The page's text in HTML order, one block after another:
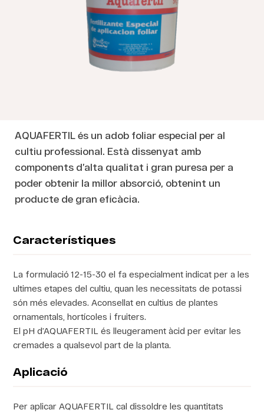
AQUAFERTIL és un adob foliar especial per al
cultiu professional. Està dissenyat amb
components d’alta qualitat i gran puresa per a
poder obtenir la millor absorció, obtenint un
producte de gran eficàcia.
Característiques
La formulació 12-15-30 el fa especialment indicat per a les
ultimes etapes del cultiu, quan les necessitats de potassi
són més elevades. Aconsellat en cultius de plantes
ornamentals, hortícoles i fruiters.
El pH d’AQUAFERTIL és lleugerament àcid per evitar les
cremades a qualsevol part de la planta.
Aplicació
Per aplicar AQUAFERTIL cal dissoldre les quantitats